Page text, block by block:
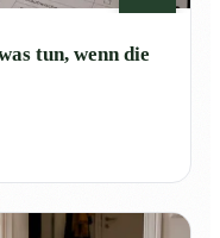
tun, wenn die